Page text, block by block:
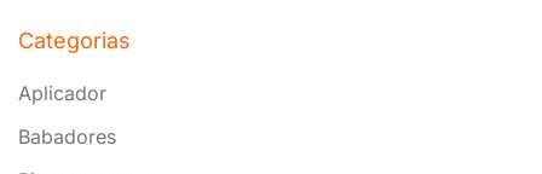
Categorias
Aplicador
Babadores